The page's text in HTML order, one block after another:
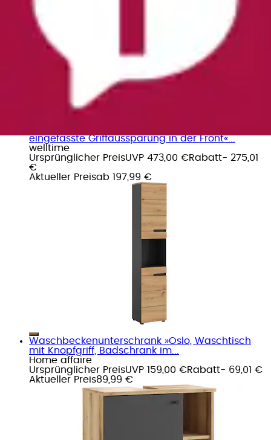
eingefasste Griffaussparung in der Front«...
welltime
Ursprünglicher PreisUVP 473,00 €Rabatt- 275,01
€
Aktueller Preisab 197,99 €
Waschbeckenunterschrank »Oslo, Waschtisch
mit Knopfgriff, Badschrank im...
Home affaire
Ursprünglicher PreisUVP 159,00 €Rabatt- 69,01 €
Aktueller Preis89,99 €